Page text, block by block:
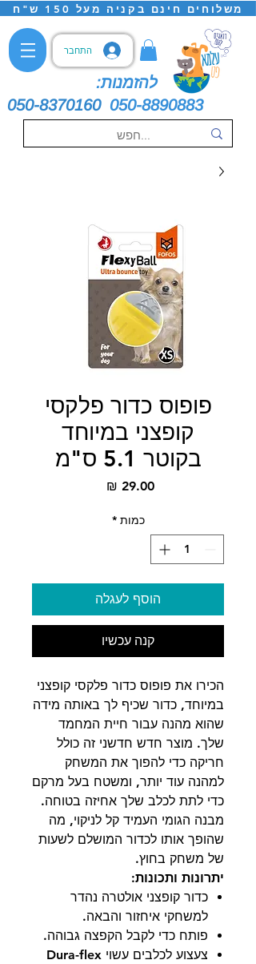
משלוחים חינם בקניה מעל 150 ש"ח
התחבר
להזמנות:
050-8370160 050-8890883
פופוס כדור פלקסי
קופצני במיוחד
בקוטר 5.1 ס"מ
‏29.00 ‏₪
כמות *
הוסף לעגלה
קנה עכשיו
הכירו את פופוס כדור פלקסי קופצני
במיוחד, כדור שכיף לך באותה מידה
שהוא מהנה עבור חיית המחמד
שלך. מוצר חדש חדשני זה כולל
חריקה כדי להפוך את המשחק
למהנה עוד יותר, ומשטח בעל מרקם
כדי לתת לכלב שלך אחיזה בטוחה.
מבנה הגומי העמיד קל לניקוי, מה
שהופך אותו לכדור המושלם לשעות
של משחק בחוץ.
יתרונות ותכונות:
כדור קופצני אולטרה נהדר
למשחקי איחזור והבאה.
פותח כדי לקבל הקפצה גבוהה.
צעצוע לכלבים עשוי Dura-flex